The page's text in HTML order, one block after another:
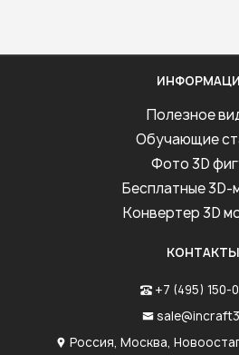
Полезное
Обучающие
Фото 3D
Бесплатные 3D-
Конвертер 3D
КОНТАКТЫ
+7 (495) 150-
Россия, Москва,